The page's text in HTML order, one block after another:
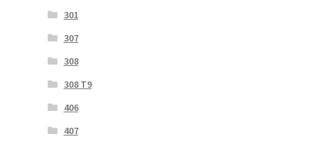
301
307
308
308 T9
406
407